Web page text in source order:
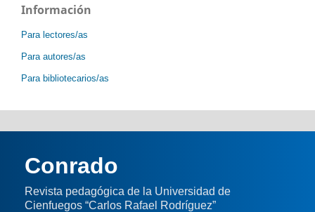
Información
Para lectores/as
Para autores/as
Para bibliotecarios/as
Conrado
Revista pedagógica de la Universidad de
Cienfuegos “Carlos Rafael Rodríguez”